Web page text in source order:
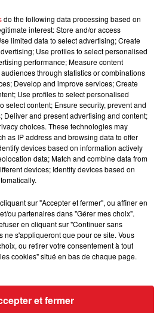
POUR HOMICIDE
COURS, APRÈS LA...
éléments, le logement servait
PERD LA VIE, NOYÉ À
à pic
do the following data processing based on
interest: Store and/or access
limited data to select advertising; Create
Use profiles to select personalised
performance; Measure content
through statistics or combinations
Develop and improve services; Create
Use profiles to select personalised
select content; Ensure security, prevent and
Deliver and present advertising and content;
choices. These technologies may
as IP address and browsing data to offer
devices based on information actively
data; Match and combine data from
devices; Identify devices based on
sur "Accepter et fermer", ou affiner en
ou partenaires dans "Gérer mes choix".
en cliquant sur "Continuer sans
ne s'appliqueront que pour ce site. Vous
ou retirer votre consentement à tout
cookies" situé en bas de chaque page.
et fermer